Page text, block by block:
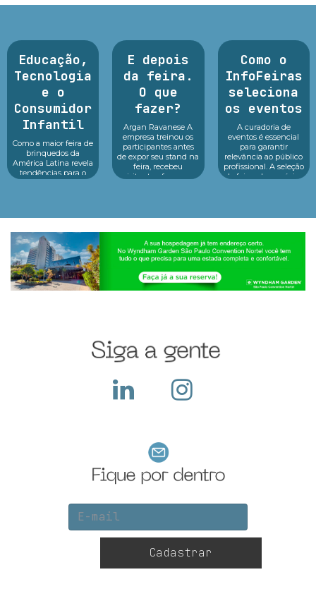
Educação,
Tecnologia
e o
Consumidor
Infantil
Como a maior feira de
brinquedos da
América Latina revela
tendências para o
futuro das crianças
E depois
da feira.
O que
fazer?
Argan Ravanese A
empresa treinou os
participantes antes
de expor seu stand na
feira, recebeu
visitantes, fez o seu
Como o
InfoFeiras
seleciona
os eventos
A curadoria de
eventos é essencial
para garantir
relevância ao público
profissional. A seleção
de feiras de negócios